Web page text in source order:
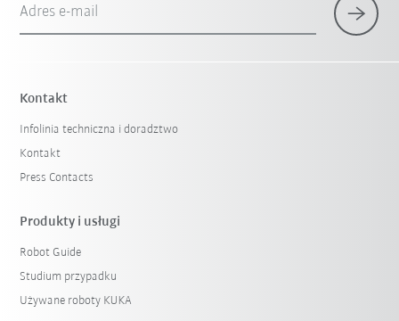
Adres e-mail
Kontakt
Infolinia techniczna i doradztwo
Kontakt
Press Contacts
Produkty i usługi
Robot Guide
Studium przypadku
Używane roboty KUKA